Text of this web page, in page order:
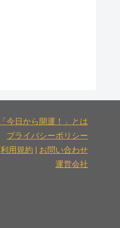
「今日から開運！」とは
プライバシーポリシー
利用規約
お問い合わせ
運営会社